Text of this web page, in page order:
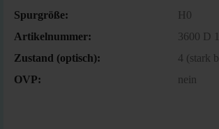
Spurgröße:
H0
Artikelnummer:
3600 D
Zustand (optisch):
4 (stark
OVP:
nein